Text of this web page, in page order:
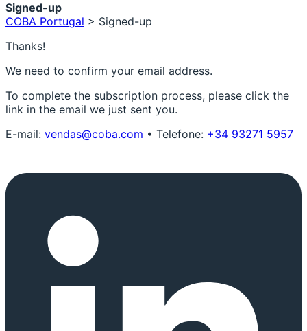
Signed-up
COBA Portugal > Signed-up
Thanks!
We need to confirm your email address.
To complete the subscription process, please click the
link in the email we just sent you.
E-mail: vendas@coba.com • Telefone: +34 93271 5957